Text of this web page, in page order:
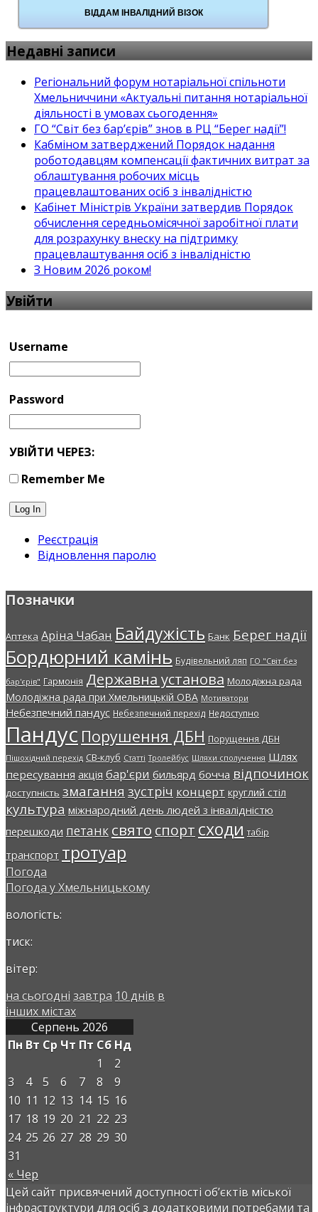
ВІДДАМ ІНВАЛІДНИЙ ВІЗОК
Недавні записи
Регіональний форум нотаріальної спільноти
Хмельниччини «Актуальні питання нотаріальної
діяльності в умовах сьогодення»
ГО “Світ без бар’єрів” знов в РЦ “Берег надії”!
Кабміном затверджений Порядок надання
роботодавцям компенсації фактичних витрат за
облаштування робочих місць
працевлаштованих осіб з інвалідністю
Кабінет Міністрів України затвердив Порядок
обчислення середньомісячної заробітної плати
для розрахунку внеску на підтримку
працевлаштування осіб з інвалідністю
З Новим 2026 роком!
Увійти
Username
Password
УВІЙТИ ЧЕРЕЗ:
Remember Me
Реєстрація
Відновлення паролю
Позначки
Аптека Аріна Чабан Байдужість Банк Берег надії
Бордюрний камінь Будівельний ляп ГО "Світ без
бар'єрів" Гармонія Державна установа Молодіжна рада
Молодіжна рада при Хмельницькій ОВА Мотиватори
Небезпечний пандус Небезпечний перехід Недоступно
Пандус Порушення ДБН Порущення ДБН
Пішохідний перехід СВ-клуб Статті Тролейбус Шляхи сполучення Шлях
пересування акція бар'єри бильярд бочча відпочинок
доступність змагання зустріч концерт круглий стіл
культура міжнародний день людей з інвалідністю
перешкоди петанк свято спорт сходи табір
транспорт тротуар
Погода
Погода уХмельницькому
вологість:
тиск:
вітер:
на сьогодні завтра 10 днів в
інших містах
Серпень 2026
Пн Вт Ср Чт Пт Сб Нд
« Чер
1
2
3
4 5 6 7 8
9
10 11 12 13 14 15 16
17 18 19 20 21 22 23
24 25 26 27 28 29 30
31
Цей сайт присвячений доступності об’єктів міської
інфраструктури для осіб з додатковими потребами та